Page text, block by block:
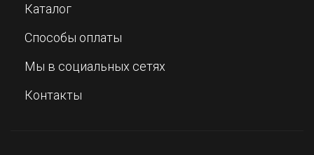
Каталог
Способы оплаты
Мы в социальных сетях
Контакты